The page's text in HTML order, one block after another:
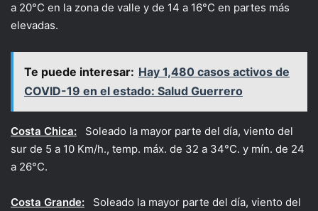
a 20°C en la zona de valle y de 14 a 16°C en partes más
elevadas.
Te puede interesar: Hay 1,480 casos activos de
COVID-19 en el estado: Salud Guerrero
Costa Chica: Soleado la mayor parte del día, viento del
sur de 5 a 10 Km/h., temp. máx. de 32 a 34°C. y mín. de 24
a 26°C.
Costa Grande: Soleado la mayor parte del día, viento del